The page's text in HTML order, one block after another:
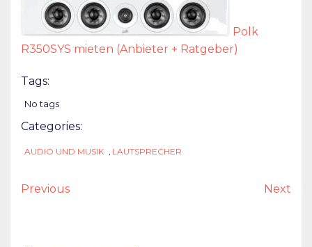
Polk
R350SYS mieten (Anbieter + Ratgeber)
Tags:
No tags
Categories:
AUDIO UND MUSIK LAUTSPRECHER
Previous Next